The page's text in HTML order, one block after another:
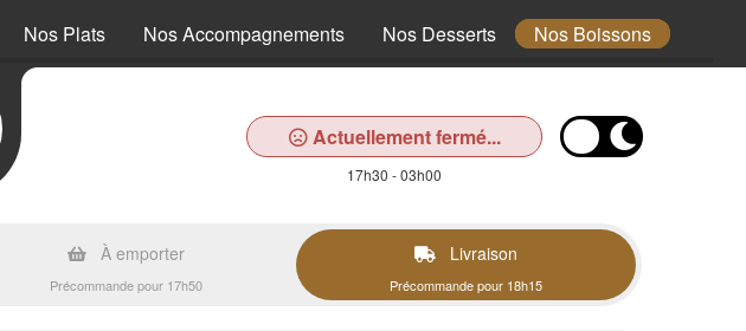
Nos Plats Nos Accompagnements Nos Desserts Nos Boissons
Actuellement fermé...
17h30 - 03h00
À emporter
Précommande pour 17h50
Livraison
Précommande pour 18h15